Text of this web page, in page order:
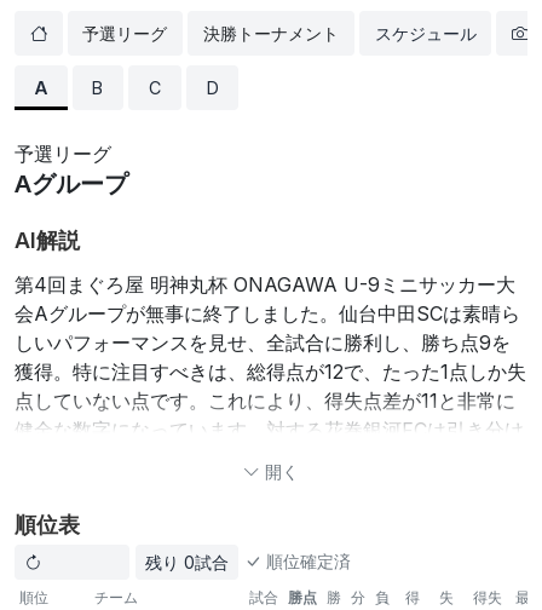
予選リーグ 決勝トーナメント スケジュール
A B C D
予選リーグ
Aグループ
AI解説
第4回まぐろ屋 明神丸杯 ONAGAWA U-9ミニサッカー大
会Aグループが無事に終了しました。仙台中田SCは素晴ら
しいパフォーマンスを見せ、全試合に勝利し、勝ち点9を
獲得。特に注目すべきは、総得点が12で、たった1点しか失
点していない点です。これにより、得失点差が11と非常に
健全な数字になっています。対する花巻銀河FCは引き分け
が1つあったものの、トータル4ポイントを獲得。ゆりが丘
FCは1勝、1分け、1敗とまずまずの成績ですが、得失点差
が−1が気なるところです。
FC.CLAROは苦戦したものの、若い選手たちが今大会で多
くを学び取ったことでしょう。全体的に、各チームが次に
開く
順位表
残り 0試合 順位確定済
順位 チーム 試合 勝点 勝 分 負 得 失 得失 最